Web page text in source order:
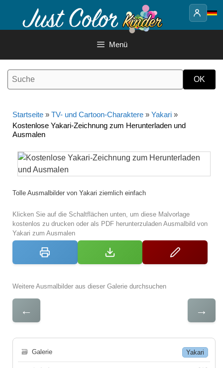
Inhalt
Menü
Startseite » TV- und Cartoon-Charaktere » Yakari »
Kostenlose Yakari-Zeichnung zum Herunterladen und
Ausmalen
Tolle Ausmalbilder von Yakari ziemlich einfach
Klicken Sie auf die Schaltflächen unten, um diese Malvorlage
kostenlos zu drucken oder als PDF herunterzuladen Ausmalbild von
Yakari zum Ausmalen
Weitere Ausmalbilder aus dieser Galerie durchsuchen
← →
🗃 Galerie Yakari